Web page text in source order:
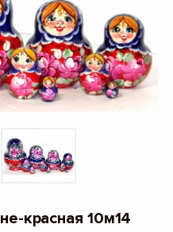
красная 10м14